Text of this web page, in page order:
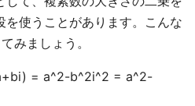
使うことがあります。こんな
みましょう。
= a^2-b^2i^2 = a^2-